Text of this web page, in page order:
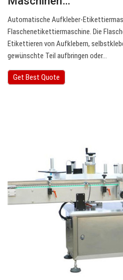
Automatische Aufkleber-
Flaschenetikettiermaschine. Die
Etikettieren von Aufklebern,
gewünschte Teil aufbringen oder…
Get Best Quote